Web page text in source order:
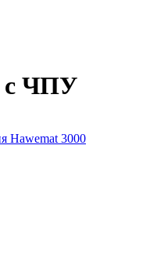
с ЧПУ
Hawemat 3000